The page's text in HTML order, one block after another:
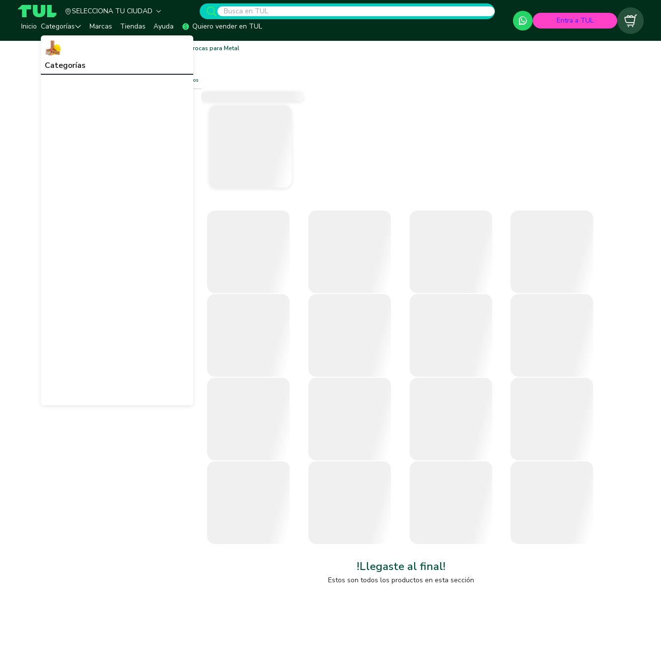
TUL - Tu Marketplace de Construcción
SELECCIONA TU CIUDAD
Inicio Categorías
Categorías
Marcas Tiendas Ayuda Quiero vender en TUL
Entra a TUL Carrito
Inicio Brocas para Metal
Brocas para Metal
Limpiar filtros
!Llegaste al final!
Estos son todos los productos en esta sección